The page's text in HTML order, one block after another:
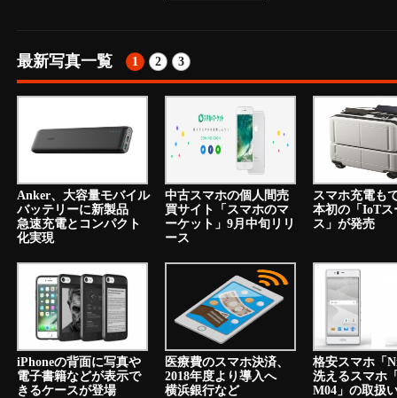
最新写真一覧 1 2 3
Anker、大容量モバイル
バッテリーに新製品
急速充電とコンパクト
化実現
中古スマホの個人間売
買サイト「スマホのマ
ーケット」9月中旬リリ
ース
スマホ充電も
本初の「IoTス
ス」が発売
iPhoneの背面に写真や
電子書籍などが表示で
きるケースが登場
医療費のスマホ決済、
2018年度より導入へ
横浜銀行など
格安スマホ
洗えるスマホ
M04」の取扱